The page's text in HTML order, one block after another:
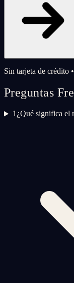
Sin tarjeta de crédito
Preguntas
1¿Qué significa el